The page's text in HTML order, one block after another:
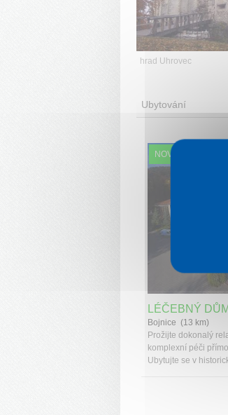
hrad Uhrovec
Ubytování
NOVINKA
LÉČEBNÝ
Bojnice (13 km)
Prožijte dokonalý
komplexní péči
Ubytujte se v